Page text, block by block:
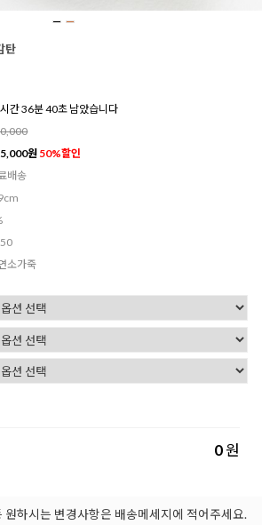
탄
간 36분 38초 남았습니다
원 50%할인
배송
소가죽
0원
원하시는 변경사항은 배송메세지에 적어주세요.